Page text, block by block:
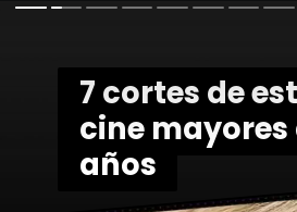
7 cortes de
cine mayores
años
7 cortes de
cine mayores
años